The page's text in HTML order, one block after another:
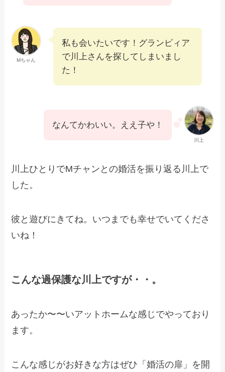
Mちゃん
私も会いたいです！グランビィア
で川上さんを探してしまいまし
た！
川上
なんてかわいい。ええ子や！
川上ひとりでMチャンとの婚活を振り返る川上で
した。
彼と遊びにきてね。いつまでも幸せでいてくださ
いね！
こんな過保護な川上ですが・・。
あったか〜〜いアットホームな感じでやっており
ます。
こんな感じがお好きな方はぜひ「婚活の扉」を開